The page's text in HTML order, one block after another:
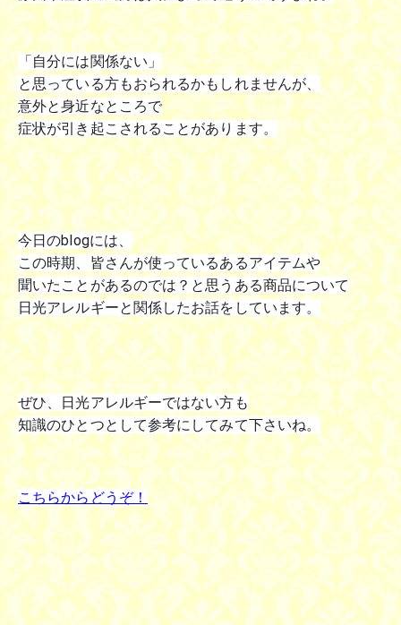
「自分には関係ない」
と思っている方もおられるかもしれませんが、
意外と身近なところで
症状が引き起こされることがあります。
今日のblogには、
この時期、皆さんが使っているあるアイテムや
聞いたことがあるのでは？と思うある商品について
日光アレルギーと関係したお話をしています。
ぜひ、日光アレルギーではない方も
知識のひとつとして参考にしてみて下さいね。
こちらからどうぞ！